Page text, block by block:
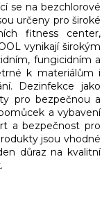
se na bezchlorové
určeny pro široké
fitness center,
vynikají širokým
fungicidním a
k materiálům i
Dezinfekce jako
pro bezpečnou a
a vybavení
a bezpečnost pro
jsou vhodné
důraz na kvalitní